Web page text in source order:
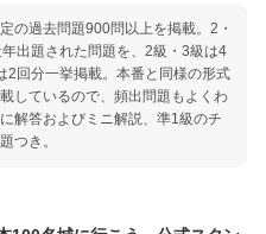
の過去問題900問以上を掲載。2・
出題された問題を、2級・3級は4
2回分一挙掲載。本番と同様の形式
しているので、頻出問題もよくわ
解答およびミニ解説、準1級のチ
つき。